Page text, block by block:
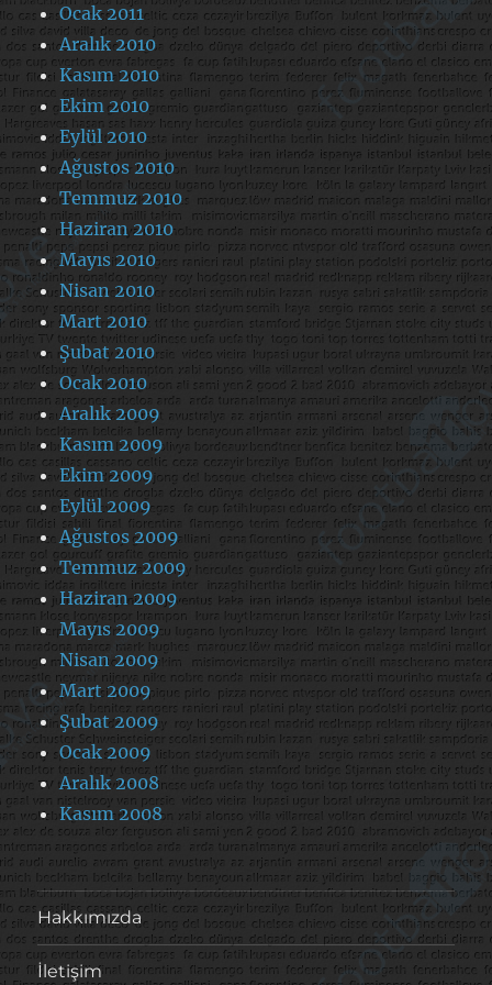
Ocak 2011
Aralık 2010
Kasım 2010
Ekim 2010
Eylül 2010
Ağustos 2010
Temmuz 2010
Haziran 2010
Mayıs 2010
Nisan 2010
Mart 2010
Şubat 2010
Ocak 2010
Aralık 2009
Kasım 2009
Ekim 2009
Eylül 2009
Ağustos 2009
Temmuz 2009
Haziran 2009
Mayıs 2009
Nisan 2009
Mart 2009
Şubat 2009
Ocak 2009
Aralık 2008
Kasım 2008
Hakkımızda
İletişim